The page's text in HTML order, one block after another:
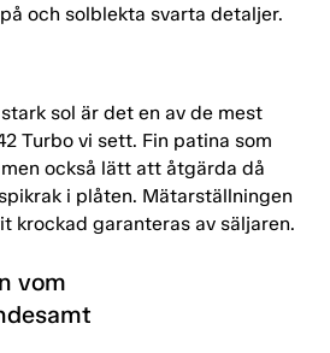
och solblekta svarta detaljer.
sol är det en av de mest
Turbo vi sett. Fin patina som
också lätt att åtgärda då
i plåten. Mätarställningen
krockad garanteras av säljaren.
vom